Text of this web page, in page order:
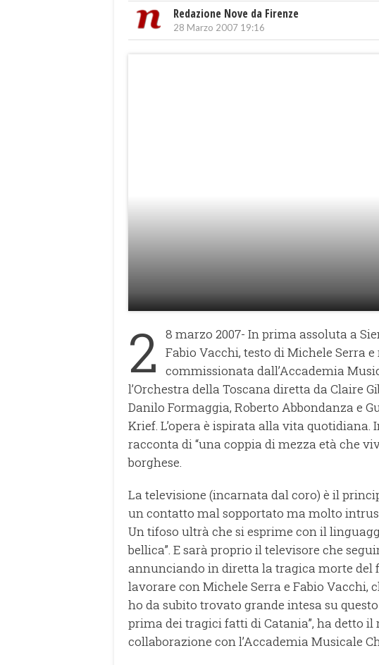
Redazione Nove da Firenze
28 Marzo 2007 19:16
2
8 marzo 2007- In prima assoluta a
Fabio Vacchi, testo di Michele Serra
commissionata dall’Accademia
l’Orchestra della Toscana diretta da Claire
Danilo Formaggia, Roberto Abbondanza e
Krief. L’opera è ispirata alla vita quotidiana.
racconta di “una coppia di mezza età che
borghese.
La televisione (incarnata dal coro) è il
un contatto mal sopportato ma molto
Un tifoso ultrà che si esprime con il
bellica”. E sarà proprio il televisore che
annunciando in diretta la tragica morte del
lavorare con Michele Serra e Fabio Vacchi,
ho da subito trovato grande intesa su
prima dei tragici fatti di Catania”, ha detto il
collaborazione con l’Accademia Musicale